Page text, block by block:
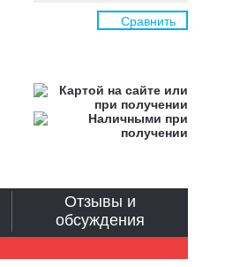
Сравнить
Отзывы и
обсуждения